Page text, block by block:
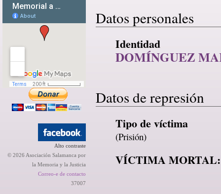
Alto contraste
© 2026 Asociación Salamanca por
la Memoria y la Justicia
Correo-e de contacto
37007
Datos personales
Identidad
DOMÍNGUEZ
Datos de represión
Tipo de víctima
(Prisión)
VÍCTIMA MORTAL: